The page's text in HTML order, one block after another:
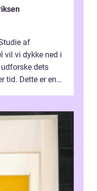
af
vil vi dykke ned i
dets
tid. Dette er en